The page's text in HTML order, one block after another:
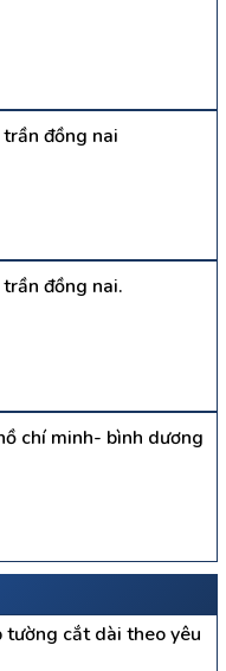
đồng nai
đồng nai.
chí minh- bình dương
tường cắt dài theo yêu